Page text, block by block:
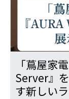
「蔦屋家
Server』
す新しい